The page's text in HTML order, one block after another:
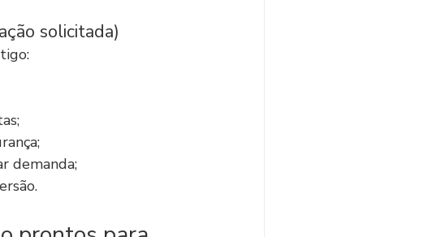
solicitada)
demanda;